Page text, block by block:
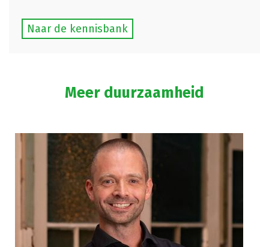
Naar de kennisbank
Meer duurzaamheid